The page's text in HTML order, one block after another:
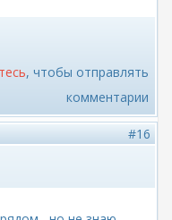
, чтобы отправлять
комментарии
#16